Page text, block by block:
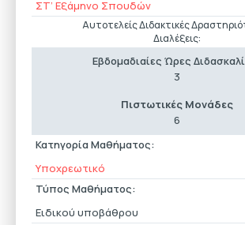
ΣΤ’ Εξάμηνο Σπουδών
Αυτοτελείς Διδακτικές
Διαλέξεις:
Εβδομαδιαίες Ώρες
3
Πιστωτικές Μονάδες
6
Κατηγορία Μαθήματος:
Υποχρεωτικό
Τύπος Μαθήματος:
Ειδικού υποβάθρου